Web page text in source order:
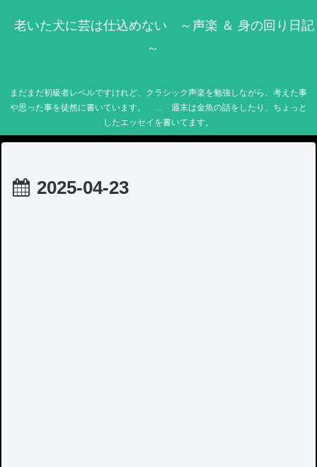
老いた犬に芸は仕込めない ～声楽 ＆ 身の回り日記
～
まだまだ初級者レベルですけれど、クラシック声楽を勉強しながら、考えた事
や思った事を徒然に書いています。 … 週末は金魚の話をしたり、ちょっと
したエッセイを書いてます。
2025-04-23